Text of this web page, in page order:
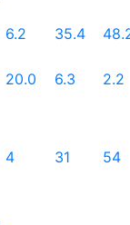
6.2 35.4
20.0 6.3 2.2
4 31 54